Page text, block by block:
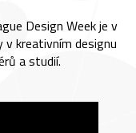
Design Week je v
kreativním designu
a studií.